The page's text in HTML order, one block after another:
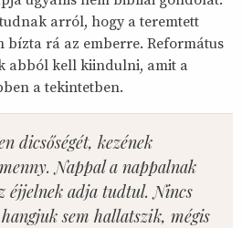
arról, hogy a teremtett
bízta rá az emberre. Református
abból kell kiindulni, amit a
a tekintetben.
dicsőségét, kezének
Nappal a nappalnak
éjjelnek adja tudtul. Nincs
sem hallatszik, mégis